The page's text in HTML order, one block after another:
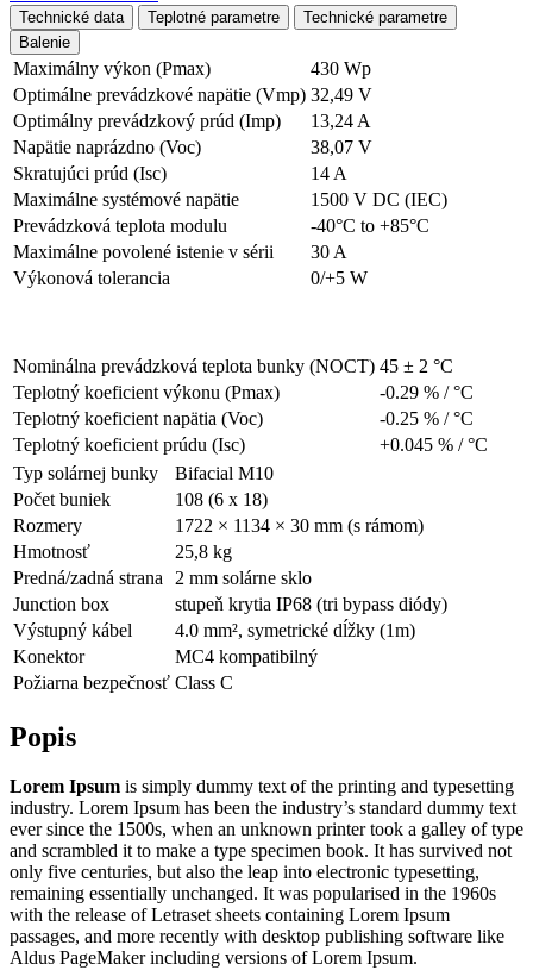
Technické data Teplotné parametre
Technické parametre
Balenie
Maximálny výkon (Pmax)
430 Wp
Optimálne prevádzkové napätie (Vmp) 32,49 V
Optimálny prevádzkový prúd (Imp)
13,24 A
Napätie naprázdno (Voc)
38,07 V
Skratujúci prúd (Isc)
14 A
Maximálne systémové napätie
1500 V DC (IEC)
Prevádzková teplota modulu
-40°C to +85°C
Maximálne povolené istenie v sérii
30 A
Výkonová tolerancia
0/+5 W
Nominálna prevádzková teplota bunky (NOCT) 45 ± 2 °C
Teplotný koeficient výkonu (Pmax)
-0.29 % / °C
Teplotný koeficient napätia (Voc)
-0.25 % / °C
Teplotný koeficient prúdu (Isc)
+0.045 % / °C
Typ solárnej bunky
Bifacial M10
Počet buniek
108 (6 x 18)
Rozmery
1722 × 1134 × 30 mm (s rámom)
Hmotnosť
25,8 kg
Predná/zadná strana
2 mm solárne sklo
Junction box
stupeň krytia IP68 (tri bypass diódy)
Výstupný kábel
4.0 mm², symetrické dĺžky (1m)
Konektor
MC4 kompatibilný
Požiarna bezpečnosť Class C
Popis
Lorem Ipsum is simply dummy text of the printing and typesetting
industry. Lorem Ipsum has been the industry’s standard dummy text
ever since the 1500s, when an unknown printer took a galley of type
and scrambled it to make a type specimen book. It has survived not
only five centuries, but also the leap into electronic typesetting,
remaining essentially unchanged. It was popularised in the 1960s
with the release of Letraset sheets containing Lorem Ipsum
passages, and more recently with desktop publishing software like
Aldus PageMaker including versions of Lorem Ipsum.